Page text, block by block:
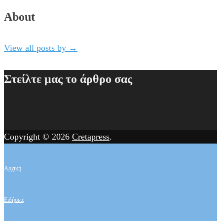
About
View all posts by →
Στείλτε μας το άρθρο σας
Copyright © 2026 Cretapress.
Αρχική
Ειδήσεις